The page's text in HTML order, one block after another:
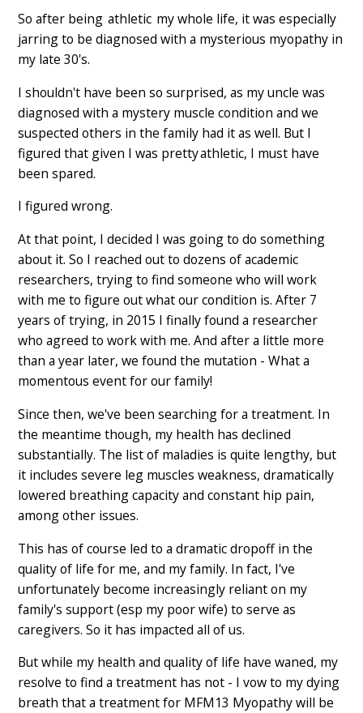
So after being athletic my whole life, it was especially
jarring to be diagnosed with a mysterious myopathy in
my late 30's.
I shouldn't have been so surprised, as my uncle was
diagnosed with a mystery muscle condition and we
suspected others in the family had it as well. But I
figured that given I was pretty athletic, I must have
been spared.
I figured wrong.
At that point, I decided I was going to do something
about it. So I reached out to dozens of academic
researchers, trying to find someone who will work
with me to figure out what our condition is. After 7
years of trying, in 2015 I finally found a researcher
who agreed to work with me. And after a little more
than a year later, we found the mutation - What a
momentous event for our family!
Since then, we've been searching for a treatment. In
the meantime though, my health has declined
substantially. The list of maladies is quite lengthy, but
it includes severe leg muscles weakness, dramatically
lowered breathing capacity and constant hip pain,
among other issues.
This has of course led to a dramatic dropoff in the
quality of life for me, and my family. In fact, I've
unfortunately become increasingly reliant on my
family's support (esp my poor wife) to serve as
caregivers. So it has impacted all of us.
But while my health and quality of life have waned, my
resolve to find a treatment has not - I vow to my dying
breath that a treatment for MFM13 Myopathy will be